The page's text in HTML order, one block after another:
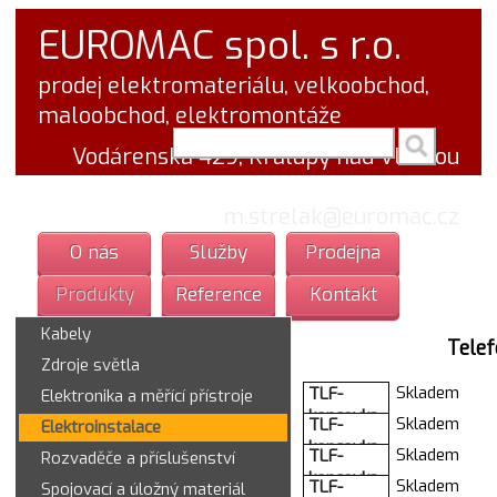
EUROMAC spol. s r.o.
prodej elektromateriálu, velkoobchod,
maloobchod, elektromontáže
Vodárenská 429, Kralupy nad Vltavou
O nás Služby
Prodejna
Produkty
Reference Kontakt
Kabely
Zdroje světla
Elektronika a měřící přístroje
Elektroinstalace
Rozvaděče a příslušenství
Spojovací a úložný materiál
TLF-
koncovka
RJ-45 8/8
licna pro
kulaty dat.
Skladem
TLF-
koncovka
RJ-11
6/4,US6/4
Skladem
TLF-
koncovka
Skladem
TLF-
Skladem